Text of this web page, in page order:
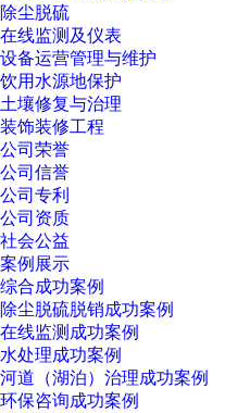
除尘脱硫
在线监测及仪表
设备运营管理与维护
饮用水源地保护
土壤修复与治理
装饰装修工程
公司荣誉
公司信誉
公司专利
公司资质
社会公益
案例展示
综合成功案例
除尘脱硫脱销成功案例
在线监测成功案例
水处理成功案例
河道（湖泊）治理成功案例
环保咨询成功案例